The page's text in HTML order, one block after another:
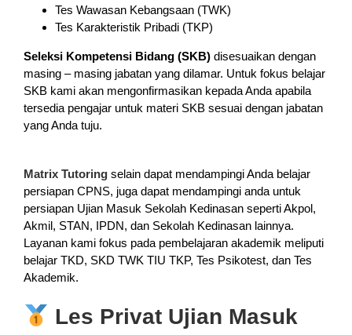
Tes Wawasan Kebangsaan (TWK)
Tes Karakteristik Pribadi (TKP)
Seleksi Kompetensi Bidang (SKB)disesuaikan dengan
masing – masing jabatan yang dilamar. Untuk fokus belajar
SKB kami akan mengonfirmasikan kepada Anda apabila
tersedia pengajar untuk materi SKB sesuai dengan jabatan
yang Anda tuju.
Matrix Tutoringselain dapat mendampingi Anda belajar
persiapan CPNS, juga dapat mendampingi anda untuk
persiapan Ujian Masuk Sekolah Kedinasan seperti Akpol,
Akmil, STAN, IPDN, dan Sekolah Kedinasan lainnya.
Layanan kami fokus pada pembelajaran akademik meliputi
belajar TKD, SKD TWK TIU TKP, Tes Psikotest, dan Tes
Akademik.
Les Privat Ujian Masuk